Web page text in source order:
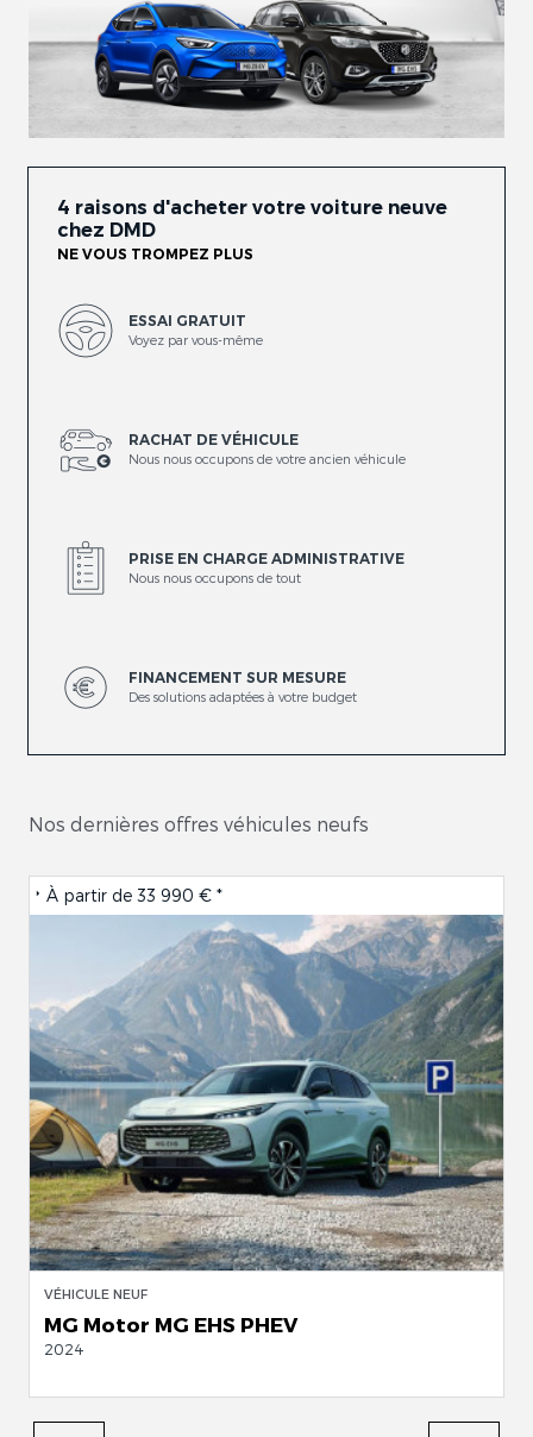
4 raisons d'acheter votre voiture neuve
chez DMD
NE VOUS TROMPEZ PLUS
ESSAI GRATUIT
Voyez par vous-même
RACHAT DE VÉHICULE
Nous nous occupons de votre ancien véhicule
PRISE EN CHARGE ADMINISTRATIVE
Nous nous occupons de tout
FINANCEMENT SUR MESURE
Des solutions adaptées à votre budget
Nos dernières offres véhicules neufs
À partir de 33 990 € *
VÉHICULE NEUF
MG Motor MG EHS PHEV
2024